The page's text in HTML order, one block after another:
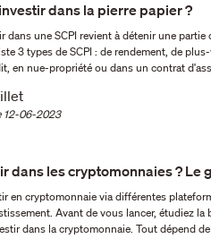
dans la pierre papier ?
12-06-2023
dans les cryptomonnaies ? Le
chaque projet crypto. Il y a
dans la cryptomonnaie. Tout dépend